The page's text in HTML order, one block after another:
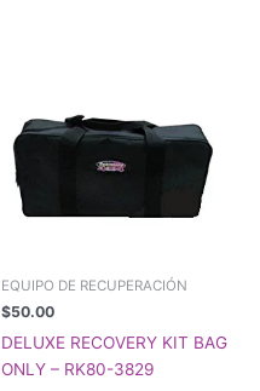
EQUIPO DE RECUPERACIÓN
$50.00
DELUXE RECOVERY KIT BAG
ONLY – RK80-3829